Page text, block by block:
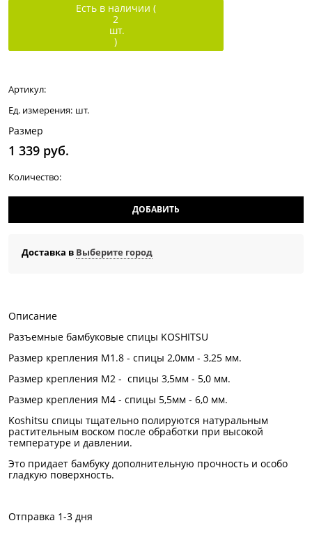
Есть в наличии (
2
шт.
)
Артикул:
Ед. измерения: шт.
Размер
1 339 руб.
Количество:
ДОБАВИТЬ
Доставка в Выберите город
Описание
Разъемные бамбуковые спицы KOSHITSU
Размер крепления M1.8 - спицы 2,0мм - 3,25 мм.
Размер крепления М2 - спицы 3,5мм - 5,0 мм.
Размер крепления М4 - спицы 5,5мм - 6,0 мм.
Koshitsu спицы тщательно полируются натуральным
растительным воском после обработки при высокой
температуре и давлении.
Это придает бамбуку дополнительную прочность и особо
гладкую поверхность.
Отправка 1-3 дня